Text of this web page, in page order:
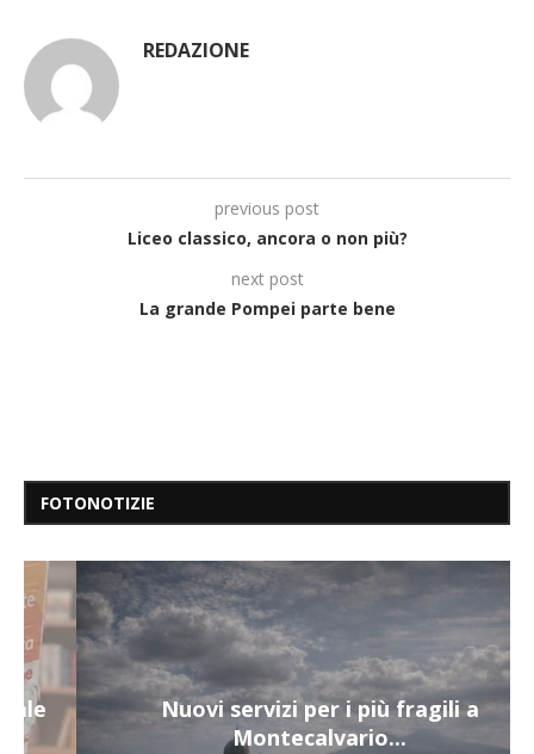
REDAZIONE
previous post
Liceo classico, ancora o non più?
next post
La grande Pompei parte bene
FOTONOTIZIE
Nuovi servizi per i più fragili a
Montecalvario...